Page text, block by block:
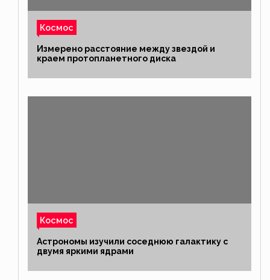
Космос
Измерено расстояние между звездой и
краем протопланетного диска
Космос
Астрономы изучили соседнюю галактику с
двумя яркими ядрами